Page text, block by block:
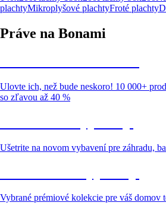
plachtyMikroplyšové plachtyFroté plachty
Práve na Bonami
Ulovte ich, než bude neskoro! 10 000+
so zľavou až 40 %
Ušetrite na novom vybavení pre záhradu,
Vybrané prémiové kolekcie pre váš domov